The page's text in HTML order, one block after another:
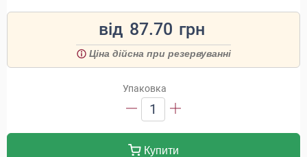
від 87.70 грн
Ціна дійсна при резервуванні
Упаковка
1
Купити